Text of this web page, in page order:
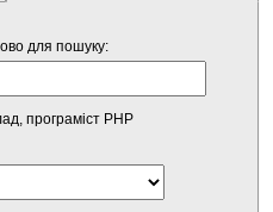
для пошуку:
програміст PHP